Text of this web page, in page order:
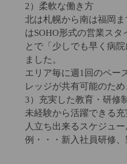
2）柔軟な働き方
北は札幌から南は福岡
はSOHO形式の営業ス
とで「少しでも早く病
ました。
エリア毎に週1回のペー
レッジが共有可能のた
3）充実した教育・研修
未経験から活躍できる
人立ち出来るスケジュ
例・・・新入社員研修